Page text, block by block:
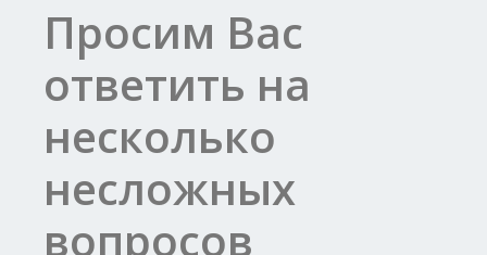
Просим Вас
ответить на
несколько
несложных
вопросов